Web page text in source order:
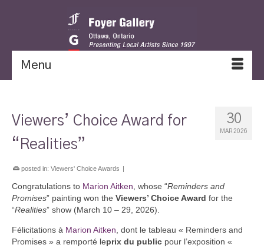
Menu
30
MAR 2026
Viewers’ Choice Award for
“Realities”
posted in: Viewers' Choice Awards |
Congratulations to Marion Aitken , whose “Reminders and
Promises” painting won the Viewers’ Choice Award for the
“Realities” show (March 10 – 29, 2026).
Félicitations à Marion Aitken , dont le tableau « Reminders and
Promises » a remporté leprix du public pour l’exposition «